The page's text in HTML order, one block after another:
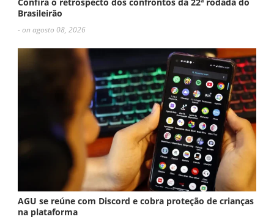
Brasileirão
- on agosto 08, 2026
AGU se reúne com Discord e cobra proteção de crianças
na plataforma